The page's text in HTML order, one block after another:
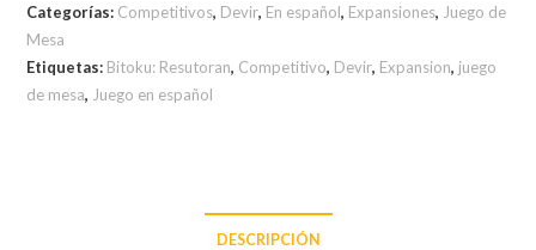
Categorías: Competitivos, Devir, En español, Expansiones, Juego de
Mesa
Etiquetas: Bitoku: Resutoran, Competitivo, Devir, Expansion, juego
de mesa, Juego en español
DESCRIPCIÓN